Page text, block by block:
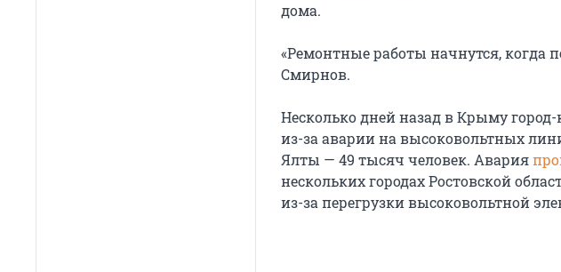
дома.
«Ремонтные работы начнутся, когда
Смирнов.
Несколько дней назад в Крыму
из-за аварии на высоковольтных
Ялты — 49 тысяч человек. Авария
нескольких городах Ростовской
из-за перегрузки высоковольтной